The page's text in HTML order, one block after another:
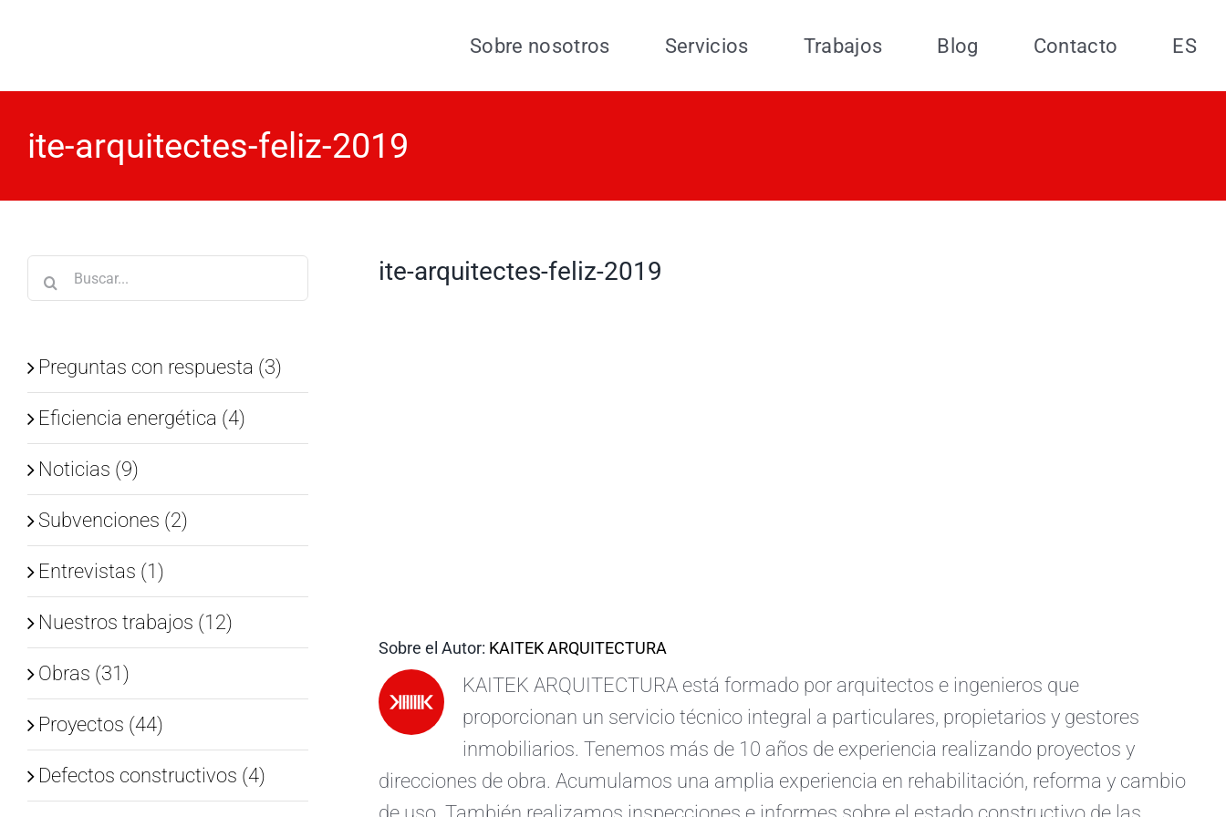
Sobre nosotros Servicios Trabajos Blog Contacto ES
ite-arquitectes-feliz-2019
ite-arquitectes-feliz-2019
Sobre el Autor: KAITEK ARQUITECTURA
KAITEK ARQUITECTURA está formado por arquitectos e ingenieros que
proporcionan un servicio técnico integral a particulares, propietarios y gestores
inmobiliarios. Tenemos más de 10 años de experiencia realizando proyectos y
direcciones de obra. Acumulamos una amplia experiencia en rehabilitación, reforma y cambio
Buscar:
Preguntas con respuesta (3)
Eficiencia energética (4)
Noticias (9)
Subvenciones (2)
Entrevistas (1)
Nuestros trabajos (12)
Obras (31)
Proyectos (44)
Defectos constructivos (4)